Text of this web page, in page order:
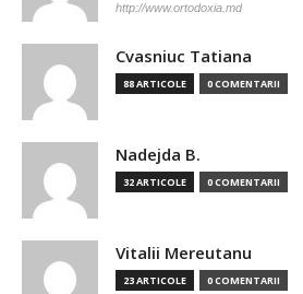
http://www.ortodoxia.md
Cvasniuc Tatiana
88 ARTICOLE 0 COMENTARII
Nadejda B.
32 ARTICOLE 0 COMENTARII
Vitalii Mereutanu
23 ARTICOLE 0 COMENTARII